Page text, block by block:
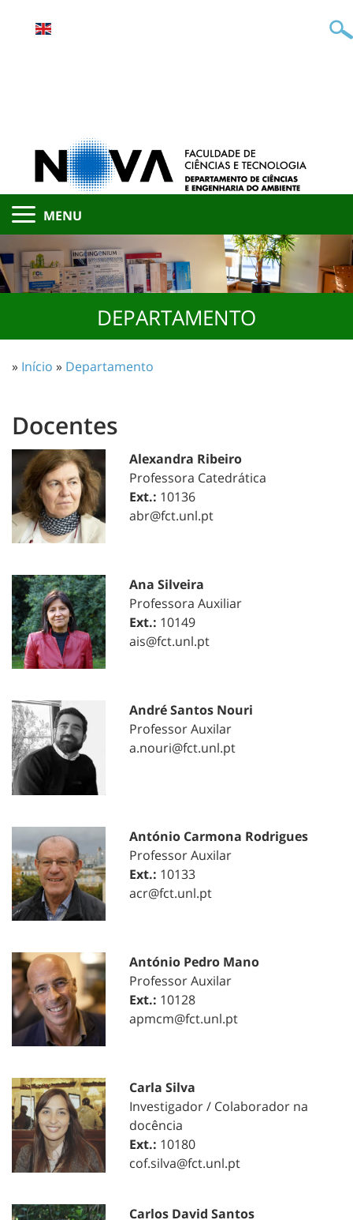
MENU
DEPARTAMENTO
» Início » Departamento
Docentes
Alexandra Ribeiro
Professora Catedrática
Ext.: 10136
abr@fct.unl.pt
Ana Silveira
Professora Auxiliar
Ext.: 10149
ais@fct.unl.pt
André Santos Nouri
Professor Auxilar
a.nouri@fct.unl.pt
António Carmona Rodrigues
Professor Auxilar
Ext.: 10133
acr@fct.unl.pt
António Pedro Mano
Professor Auxilar
Ext.: 10128
apmcm@fct.unl.pt
Carla Silva
Investigador / Colaborador na
docência
Ext.: 10180
cof.silva@fct.unl.pt
Carlos David Santos